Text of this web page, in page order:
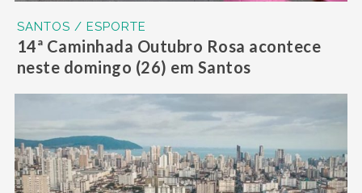
SANTOS / ESPORTE
14ª Caminhada Outubro Rosa acontece
neste domingo (26) em Santos